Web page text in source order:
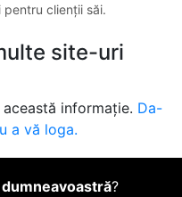
clienții săi.
site-uri
informație. Da-
a vă loga.
?